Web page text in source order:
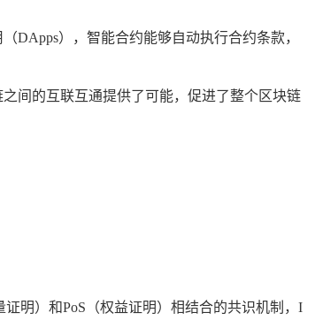
DApps），智能合约能够自动执行合约条款，
间的互联互通提供了可能，促进了整个区块链
明）和PoS（权益证明）相结合的共识机制，I